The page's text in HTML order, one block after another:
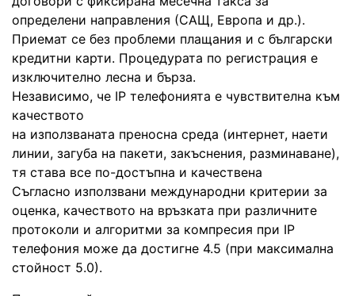
определени направления (САЩ, Европа и др.).
Приемат се без проблеми плащания и с български
кредитни карти. Процедурата по регистрация е
изключително лесна и бърза.
Независимо, че IP телефонията е чувствителна към
качеството
на използваната преносна среда (интернет, наети
линии, загуба на пакети, закъснения, разминаване),
тя става все по-достъпна и качествена
Съгласно използвани международни критерии за
оценка, качеството на връзката при различните
протоколи и алгоритми за компресия при IP
телефония може да достигне 4.5 (при максимална
стойност 5.0).